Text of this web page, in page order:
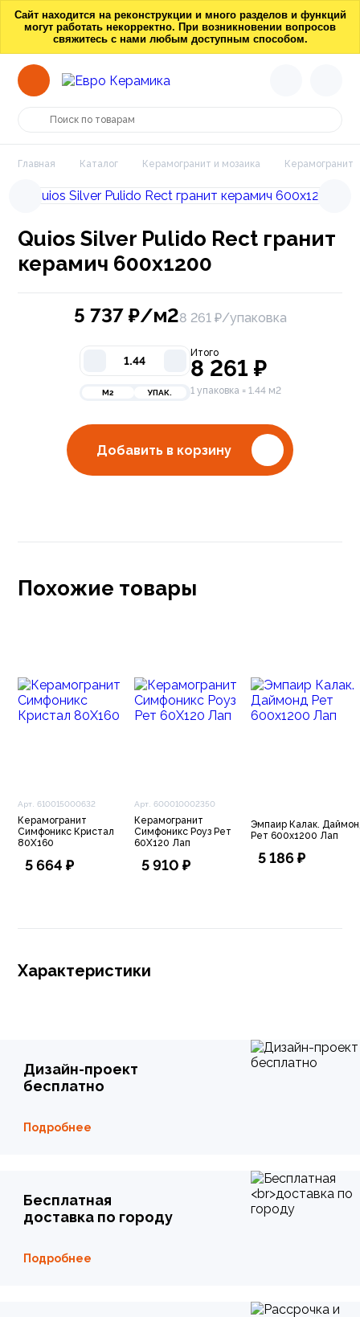
Сайт находится на реконструкции и много разделов и функций
могут работать некорректно. При возникновении вопросов
свяжитесь с нами любым доступным способом.
Главная Каталог Керамогранит и мозаика Керамогранит
Quios Silver Pulido Rect гранит
керамич 600х1200
5 737 ₽/м28 261 ₽/упаковка
М2 УПАК.
Итого
8 261 ₽
1 упаковка = 1.44 м2
Добавить в корзину
Похожие товары
Арт. 610015000632
Керамогранит
Симфоникс Кристал
80X160
5 664 ₽
Арт. 600010002350
Керамогранит
Симфоникс Роуз Рет
60X120 Лап
5 910 ₽
Эмпаир Калак.
Рет 600x1200 Лап
5 186 ₽
Характеристики
Дизайн-проект
бесплатно
Подробнее
Бесплатная
доставка по городу
Подробнее